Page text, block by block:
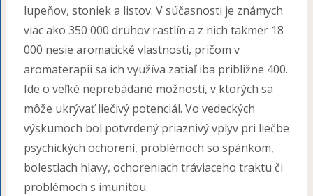
lupeňov, stoniek a listov. V súčasnosti je známych
viac ako 350 000 druhov rastlín a z nich takmer 18
000 nesie aromatické vlastnosti, pričom v
aromaterapii sa ich využíva zatiaľ iba približne 400.
Ide o veľké neprebádané možnosti, v ktorých sa
môže ukrývať liečivý potenciál. Vo vedeckých
výskumoch bol potvrdený priaznivý vplyv pri liečbe
psychických ochorení, problémoch so spánkom,
bolestiach hlavy, ochoreniach tráviaceho traktu či
problémoch s imunitou.